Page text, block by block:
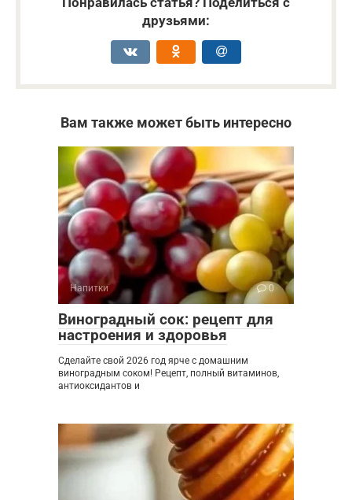
друзьями:
Вам также может быть интересно
Напитки 0
Виноградный сок: рецепт для
настроения и здоровья
Сделайте свой 2026 год ярче с домашним
виноградным соком! Рецепт, полный витаминов,
антиоксидантов и